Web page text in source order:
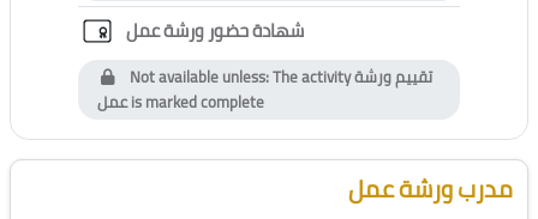
شهادة حضور ورشة عملCustom certificate
Not available unless: The activityتقييم ورشة
عملis marked complete
Blocks
Skip [Cocoon] Course Instructor مدرب ورشة عمل